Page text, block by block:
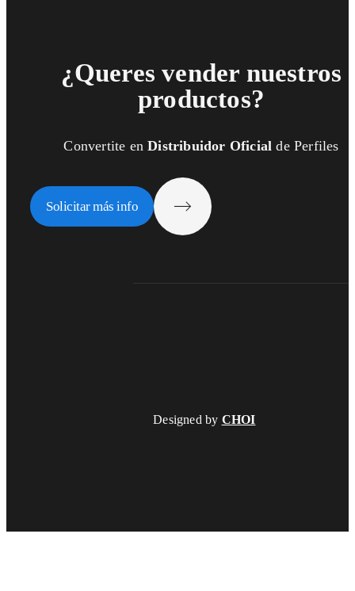
¿Queres vender nuestros
productos?
Convertite enDistribuidor Oficial de Perfiles
Solicitar más info
Designed by CHOI